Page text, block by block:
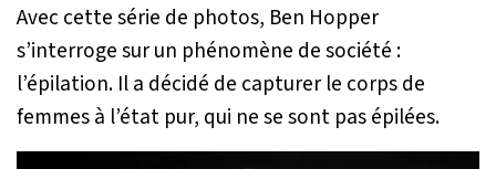
Avec cette série de photos, Ben Hopper
s’interroge sur un phénomène de société :
l’épilation. Il a décidé de capturer le corps de
femmes à l’état pur, qui ne se sont pas épilées.